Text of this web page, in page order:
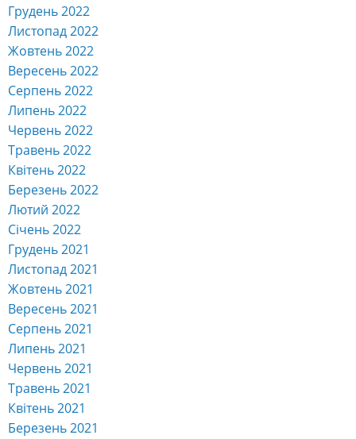
Грудень 2022
Листопад 2022
Жовтень 2022
Вересень 2022
Серпень 2022
Липень 2022
Червень 2022
Травень 2022
Квітень 2022
Березень 2022
Лютий 2022
Січень 2022
Грудень 2021
Листопад 2021
Жовтень 2021
Вересень 2021
Серпень 2021
Липень 2021
Червень 2021
Травень 2021
Квітень 2021
Березень 2021